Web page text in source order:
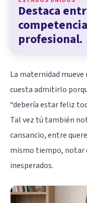
Destaca
competencia
profesional.
La maternidad mueve
cuesta admitirlo
“debería estar feliz
Tal vez tú también
cansancio, entre
mismo tiempo, notar
inesperados.